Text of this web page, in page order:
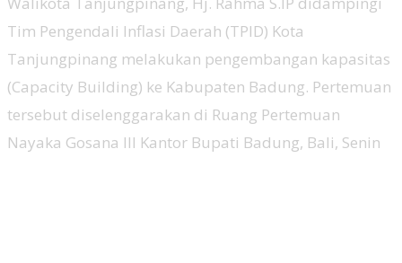
Tim Pengendali Inflasi Daerah (TPID) Kota
Tanjungpinang melakukan pengembangan kapasitas
(Capacity Building) ke Kabupaten Badung. Pertemuan
tersebut diselenggarakan di Ruang Pertemuan
Nayaka Gosana III Kantor Bupati Badung, Bali, Senin